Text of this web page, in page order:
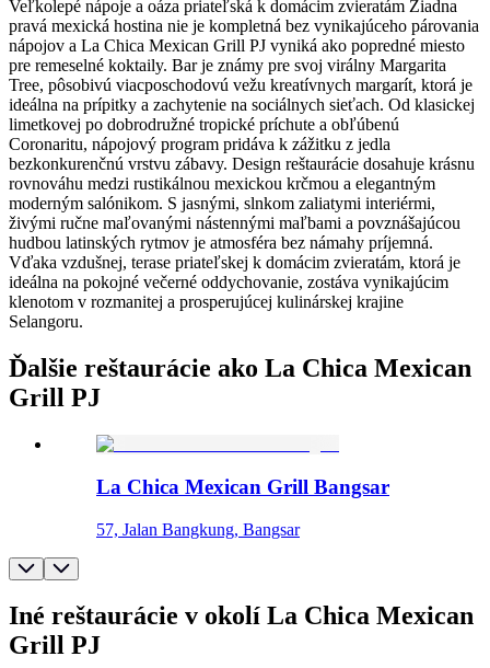
Veľkolepé nápoje a oáza priateľská k domácim zvieratám Žiadna
pravá mexická hostina nie je kompletná bez vynikajúceho párovania
nápojov a La Chica Mexican Grill PJ vyniká ako popredné miesto
pre remeselné koktaily. Bar je známy pre svoj virálny Margarita
Tree, pôsobivú viacposchodovú vežu kreatívnych margarít, ktorá je
ideálna na prípitky a zachytenie na sociálnych sieťach. Od klasickej
limetkovej po dobrodružné tropické príchute a obľúbenú
Coronaritu, nápojový program pridáva k zážitku z jedla
bezkonkurenčnú vrstvu zábavy. Design reštaurácie dosahuje krásnu
rovnováhu medzi rustikálnou mexickou krčmou a elegantným
moderným salónikom. S jasnými, slnkom zaliatymi interiérmi,
živými ručne maľovanými nástennými maľbami a povznášajúcou
hudbou latinských rytmov je atmosféra bez námahy príjemná.
Vďaka vzdušnej, terase priateľskej k domácim zvieratám, ktorá je
ideálna na pokojné večerné oddychovanie, zostáva vynikajúcim
klenotom v rozmanitej a prosperujúcej kulinárskej krajine
Selangoru.
Ďalšie reštaurácie ako La Chica Mexican
Grill PJ
La Chica Mexican Grill Bangsar
57, Jalan Bangkung, Bangsar
Iné reštaurácie v okolí La Chica Mexican
Grill PJ